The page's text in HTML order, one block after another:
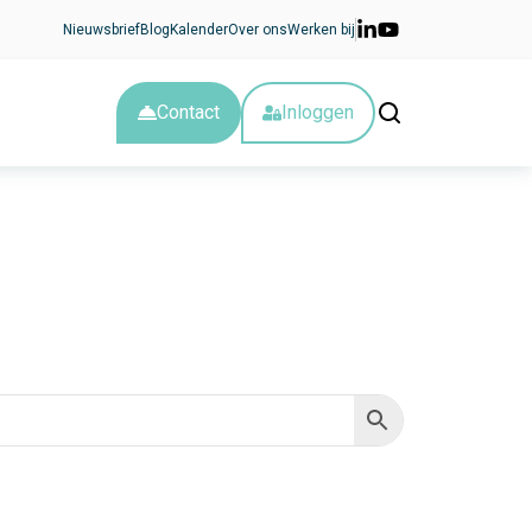
NieuwsbriefBlog KalenderOver onsWerken bij
Contact Inloggen